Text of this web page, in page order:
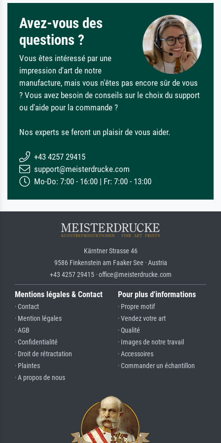
Avez-vous des
questions ?
Vous êtes intéressé par une
impression d'art de notre
manufacture, mais vous n'êtes pas encore sûr de vous
? Vous avez besoin de conseils sur le choix du support
ou d'aide pour la commande ?
Nos experts se feront un plaisir de vous aider.
+43 4257 29415
support@meisterdrucke.com
Mo-Do: 7:00 - 16:00 | Fr: 7:00 - 13:00
Kärntner Strasse 46
9586 Finkenstein am Faaker See · Austria
+43 4257 29415 · office@meisterdrucke.com
Mentions légales & Contact
· Contact
· Mention légales
· AGB
· Confidentialité
· Droit de rétractation
· Plaintes
· A propos de nous
Pour plus d'informations
· Propre motif
· Vendez votre art
· Qualité
· Images de notre travail
· Accessoires
· Commander un échantillon